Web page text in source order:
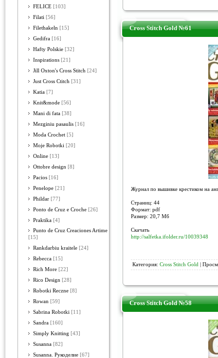
FELICE [103]
Filati [56]
Filethakeln [15]
Gedifra [16]
Hafty Polskie [32]
Inspirations [21]
Jill Oxton's Cross Stitch [24]
Just Cross Ctitch [31]
Katia [7]
Knit&mode [56]
Mani di fata [38]
Mezginiu pasaulis [16]
Moda Crochet [5]
Moje Robotki [20]
Online [13]
Ottobre design [8]
Pacios [16]
Penelope [21]
Phildar [77]
Ponto de Cruz e Croche [26]
Praktika [4]
Punto de Cruz Creaciones Artime
[15]
Rankdarbiu kraitele [24]
Rebecca [15]
Rich More [22]
Rico Design [28]
Robotki Reczne [8]
Rowan [59]
Sabrina Robotki [11]
Sandra [160]
Simply Knitting [43]
Susanna [82]
Susanna. Рукоделие [67]
Cross Stitch Gold №61
Журнал по вышивке крестиком на
Страниц: 44
Формат: pdf
Размер: 20,7 Мб
Скачать
http://salfetka.ifolder.ru/10039348
Категория: Cross Stitch Gold |
Cross Stitch Gold №58